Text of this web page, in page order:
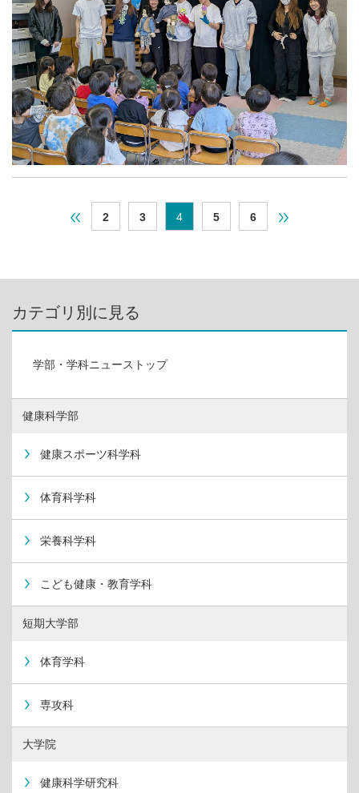
2 3 4 5 6
カテゴリ別に見る
学部・学科ニューストップ
健康科学部
健康スポーツ科学科
体育科学科
栄養科学科
こども健康・教育学科
短期大学部
体育学科
専攻科
大学院
健康科学研究科